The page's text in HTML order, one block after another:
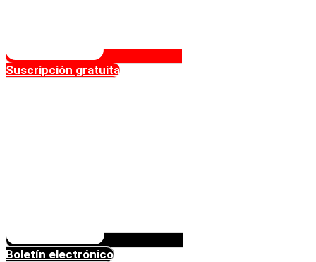
Suscripción gratuita
Boletín electrónico